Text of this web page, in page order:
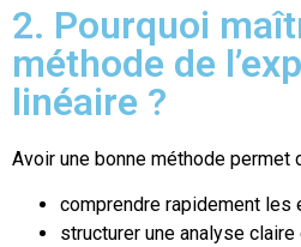
2. Pourquoi
méthode de
linéaire ?
Avoir une bonne méthode permet
comprendre rapidement les
structurer une analyse claire